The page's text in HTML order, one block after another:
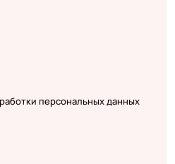
персональных данных